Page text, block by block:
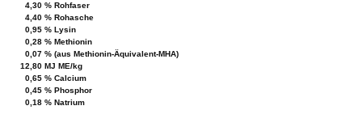
4,30 % Rohfaser
4,40 % Rohasche
0,95 % Lysin
0,28 % Methionin
0,07 % (aus Methionin-Äquivalent-MHA)
12,80 MJ ME/kg
0,65 % Calcium
0,45 % Phosphor
0,18 % Natrium